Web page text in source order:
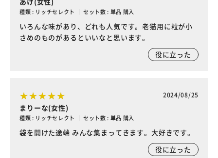
種類 : リッチセレクト ｜ セット数 : 単品 購入
いろんな味があり、どれも人気です。老猫用に粒が小
さめのものがあるといいなと思います。
役に立った
2024/08/25
まりーな(女性)
種類 : リッチセレクト ｜ セット数 : 単品 購入
袋を開けた途端 みんな集まってきます。大好きです。
役に立った